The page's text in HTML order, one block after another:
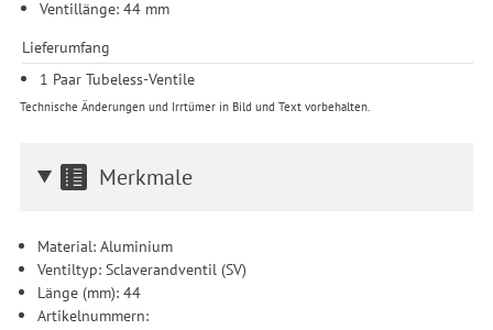
Ventillänge: 44 mm
Lieferumfang
1 Paar Tubeless-Ventile
Technische Änderungen und Irrtümer in Bild und Text vorbehalten.
Merkmale
Material: Aluminium
Ventiltyp: Sclaverandventil (SV)
Länge (mm): 44
Artikelnummern: